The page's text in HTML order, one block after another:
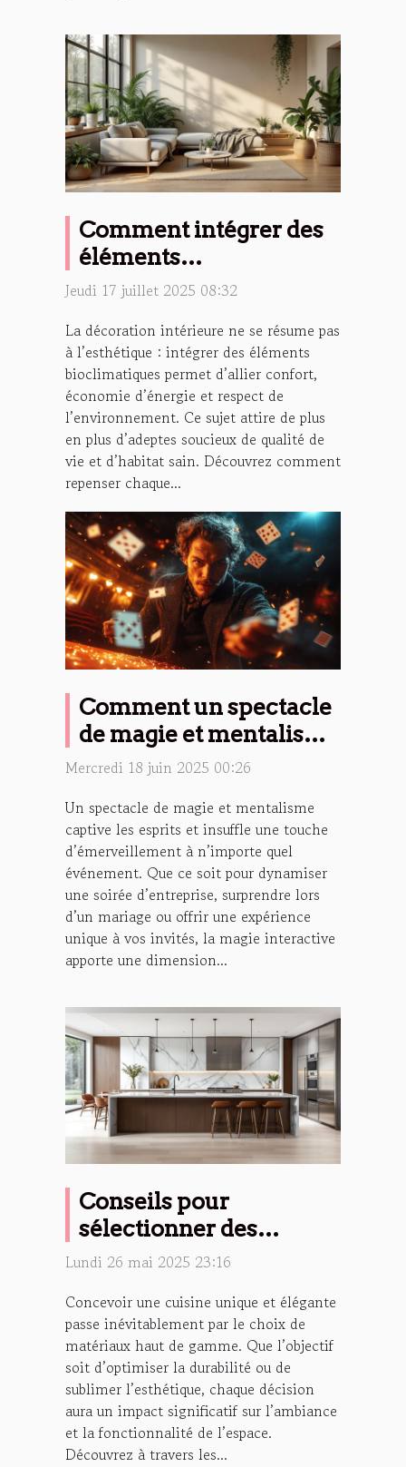
Comment intégrer des
éléments
bioclimatiques dans sa
Jeudi 17 juillet 2025 08:32
La décoration intérieure ne se résume pas
à l’esthétique : intégrer des éléments
bioclimatiques permet d’allier confort,
économie d’énergie et respect de
l’environnement. Ce sujet attire de plus
en plus d’adeptes soucieux de qualité de
vie et d’habitat sain. Découvrez comment
repenser chaque...
Comment un spectacle
de magie et mentalisme
peut transformer vos
Mercredi 18 juin 2025 00:26
Un spectacle de magie et mentalisme
captive les esprits et insuffle une touche
d’émerveillement à n’importe quel
événement. Que ce soit pour dynamiser
une soirée d’entreprise, surprendre lors
d’un mariage ou offrir une expérience
unique à vos invités, la magie interactive
apporte une dimension...
Conseils pour
sélectionner des
matériaux haut de
cuisine
Lundi 26 mai 2025 23:16
Concevoir une cuisine unique et élégante
passe inévitablement par le choix de
matériaux haut de gamme. Que l’objectif
soit d’optimiser la durabilité ou de
sublimer l’esthétique, chaque décision
aura un impact significatif sur l’ambiance
et la fonctionnalité de l’espace.
Découvrez à travers les...